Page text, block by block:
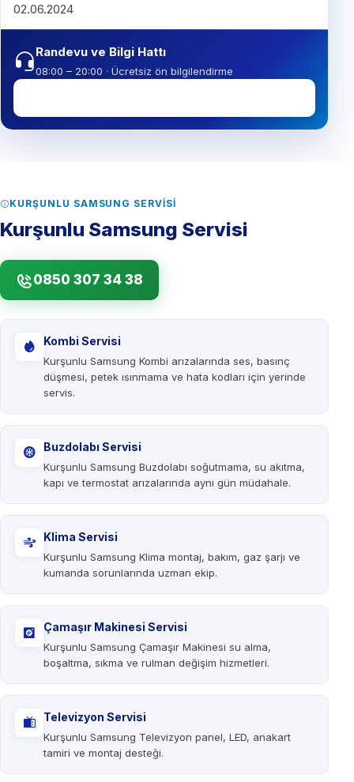
02.06.2024
Randevu ve Bilgi Hattı
08:00 – 20:00 · Ücretsiz ön bilgilendirme
KURŞUNLU SAMSUNG SERVISI
Kurşunlu Samsung Servisi
0850 307 34 38
Kombi Servisi
Kurşunlu Samsung Kombi arızalarında ses, basınç
düşmesi, petek ısınmama ve hata kodları için yerinde
servis.
Buzdolabı Servisi
Kurşunlu Samsung Buzdolabı soğutmama, su akıtma,
kapı ve termostat arızalarında aynı gün müdahale.
Klima Servisi
Kurşunlu Samsung Klima montaj, bakım, gaz şarjı ve
kumanda sorunlarında uzman ekip.
Çamaşır Makinesi Servisi
Kurşunlu Samsung Çamaşır Makinesi su alma,
boşaltma, sıkma ve rulman değişim hizmetleri.
Televizyon Servisi
Kurşunlu Samsung Televizyon panel, LED, anakart
tamiri ve montaj desteği.